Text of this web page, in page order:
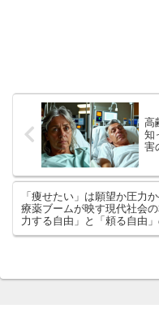
高
知
害
「痩せたい」は願望か圧力
療薬ブームが映す現代社会
力する自由」と「頼る自由
定できる新しい生き方